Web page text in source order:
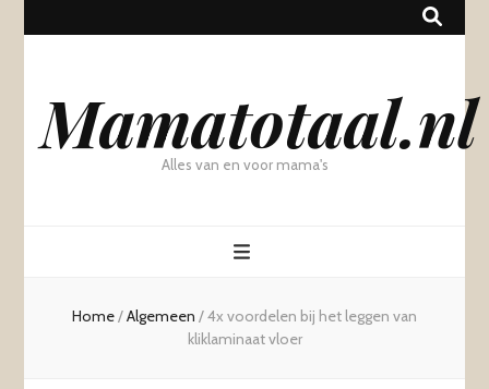
Mamatotaal.nl
Alles van en voor mama's
Home/Algemeen /4x voordelen bij het leggen van
kliklaminaat vloer